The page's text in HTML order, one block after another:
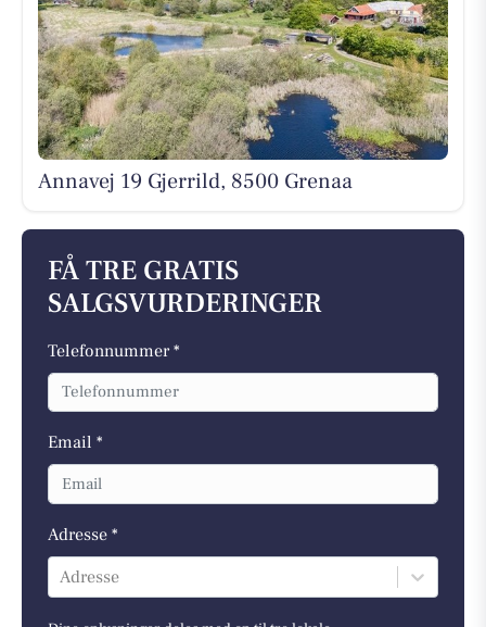
Annavej 19 Gjerrild, 8500 Grenaa
FÅ TRE GRATIS
SALGSVURDERINGER
Telefonnummer *
Email *
Adresse *
Adresse